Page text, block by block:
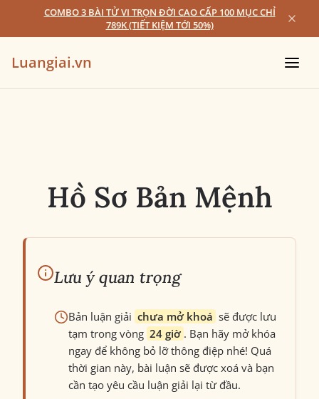
COMBO 3 BÀI TỬ VI TRỌN ĐỜI CAO CẤP 100 MỤC CHỈ
789K (TIẾT KIỆM TỚI 50%)
Luangiai.vn
Hồ Sơ Bản Mệnh
Lưu ý quan trọng
Bản luận giải chưa mở khoá sẽ được lưu
tạm trong vòng 24 giờ . Bạn hãy mở khóa
ngay để không bỏ lỡ thông điệp nhé! Quá
thời gian này, bài luận sẽ được xoá và bạn
cần tạo yêu cầu luận giải lại từ đầu.